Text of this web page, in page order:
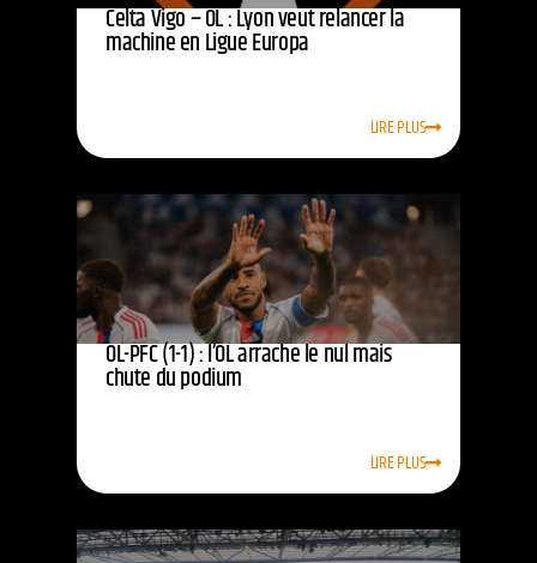
Celta Vigo – OL : Lyon veut relancer la
machine en Ligue Europa
LIRE PLUS
OL-PFC (1-1) : l’OL arrache le nul mais
chute du podium
LIRE PLUS